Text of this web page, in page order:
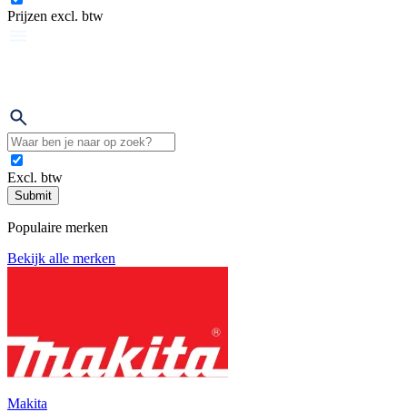
Prijzen excl. btw
Excl. btw
Submit
Populaire merken
Bekijk alle merken
Makita